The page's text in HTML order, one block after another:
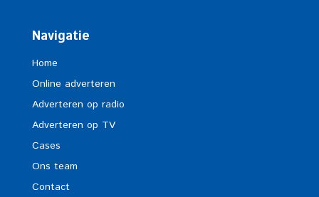
Navigatie
Home
Online adverteren
Adverteren op radio
Adverteren op TV
Cases
Ons team
Contact